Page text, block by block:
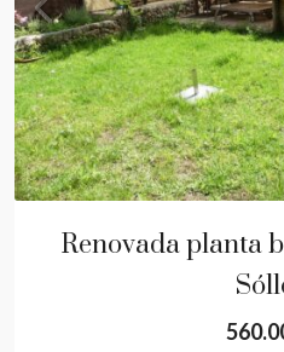
Renovada planta